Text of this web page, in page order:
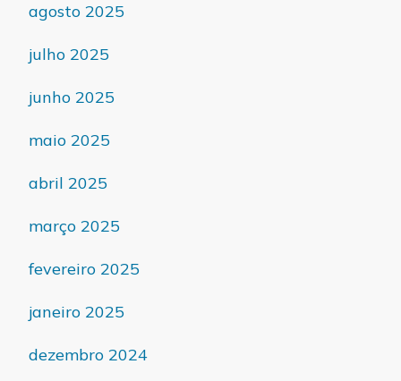
agosto 2025
julho 2025
junho 2025
maio 2025
abril 2025
março 2025
fevereiro 2025
janeiro 2025
dezembro 2024